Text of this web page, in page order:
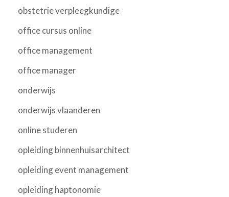
obstetrie verpleegkundige
office cursus online
office management
office manager
onderwijs
onderwijs vlaanderen
online studeren
opleiding binnenhuisarchitect
opleiding event management
opleiding haptonomie